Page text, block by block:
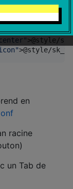
"
">@style/
" >@style/
">@style/
en
racine
un Tab de